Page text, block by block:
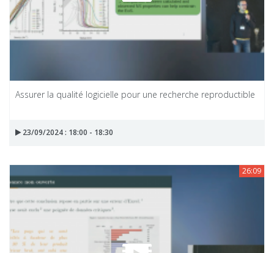
Assurer la qualité logicielle pour une recherche reproductible
23/09/2024 : 18:00 - 18:30
26:09